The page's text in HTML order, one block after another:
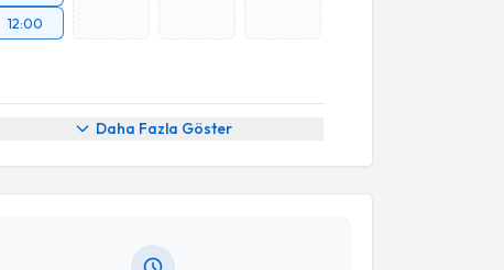
12:00
Daha Fazla Göster
Takvimi Talebi